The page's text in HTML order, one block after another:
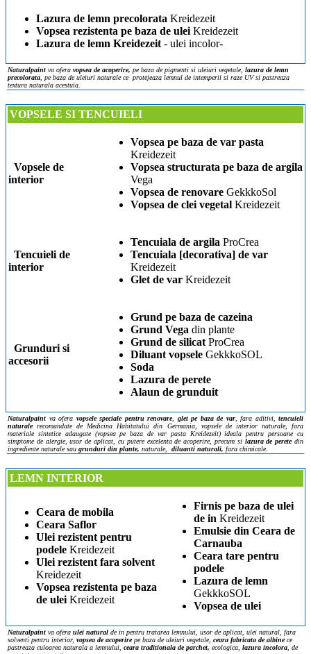
Lazura de lemn precolorata Kreidezeit
Vopsea rezistenta pe baza de uleiKreidezeit
Lazura de lemn Kreidezeit- ulei incolor-
Naturalpaint va ofera vopsea de acoperire, pe baza de pigmenti si uleiuri vegetale, lazura de lemn
precolorata, pe baza de uleiuri naturale ce protejeaza lemnul de intemperii si raze UV si pastreaza
textura naturala acestuia.
VOPSELE SI TENCUIELI
Vopsele de
interior
Vopsea pe baza de var pasta
Kreidezeit
Vopsea structurata pe baza de argila
Vega
Vopsea de renovare GekkkoSol
Vopsea de clei vegetal Kreidezeit
Tencuieli de
interior
Tencuiala de argila ProCrea
Tencuiala [decorativa] de var
Kreidezeit
Glet de var Kreidezeit
Grunduri si
accesorii
Grund pe baza de cazeina
Grund Vega din plante
Grund de silicatProCrea
Diluant vopsele GekkkoSOL
Soda
Lazura de perete
Alaun de grunduit
Naturalpaint va ofera vopsele speciale pentru renovare, glet pe baza de var, fara aditivi, tencuieli
naturalerecomandate de Medicina Habitatului din Germania, vopsele de interior naturale, fara
materiale sintetice adaugate (vopsea pe baza de var pasta Kreidezeit) ideala pentru persoane cu
simptome de alergie, usor de aplicat, cu putere excelenta de acoperire, precum si lazura de perete din
ingrediente naturale sau grunduri din plante, naturale, diluanti naturali, fara chimicale.
LEMN INTERIOR
Ceara de mobila
Ceara Saflor
Ulei rezistent pentru
podele Kreidezeit
Ulei rezistent fara solvent
Kreidezeit
Vopsea rezistenta pe baza
de uleiKreidezeit
Firnis pe baza de ulei
de in Kreidezeit
Emulsie din Ceara de
Carnauba
Ceara tare pentru
podele
Lazura de lemn
GekkkoSOL
Vopsea de ulei
Naturalpaint va ofera ulei natural de in pentru tratarea lemnului, usor de aplicat, ulei natural, fara
solventi pentru interior, vopsea de acoperirepe baza de uleiuri vegetale, ceara fabricata de albinece
pastreaza culoarea naturala a lemnului, ceara traditionala de parchet, ecologica, lazura incolora, de